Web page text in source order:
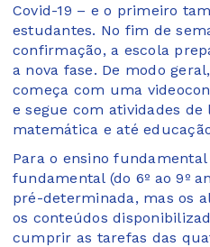
Covid-19 – e o primeiro
estudantes. No fim de
confirmação, a escola
a nova fase. De modo
começa com uma
e segue com atividades
matemática e até
Para o ensino
fundamental (do 6º ao 9º
pré-determinada, mas os
os conteúdos
cumprir as tarefas das